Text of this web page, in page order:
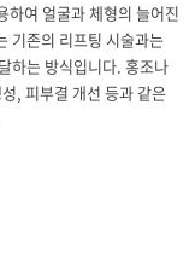
하여 얼굴과 체형의 늘어진
기존의 리프팅 시술과는
하는 방식입니다. 홍조나
, 피부결 개선 등과 같은